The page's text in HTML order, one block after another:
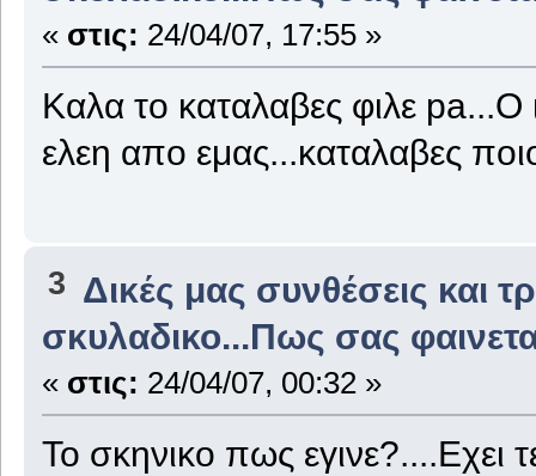
« στις: 24/04/07, 17:55 »
Καλα το καταλαβες φιλε pa...Ο
ελεη απο εμας...καταλαβες
3 Δικές μας συνθέσεις και
σκυλαδικο...Πως σας
« στις: 24/04/07, 00:32 »
Το σκηνικο πως εγινε?....Εχει